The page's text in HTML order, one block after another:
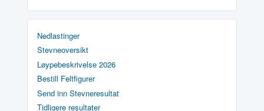
Nedlastinger
Stevneoversikt
Løypebeskrivelse 2026
Bestill Feltfigurer
Send inn Stevneresultat
Tidligere resultater